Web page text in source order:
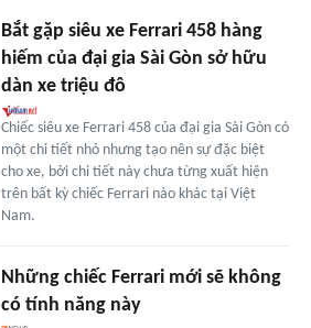
Bắt gặp siêu xe Ferrari 458 hàng
hiếm của đại gia Sài Gòn sở hữu
dàn xe triệu đô
Chiếc siêu xe Ferrari 458 của đại gia Sài Gòn có
một chi tiết nhỏ nhưng tạo nên sự đặc biệt
cho xe, bởi chi tiết này chưa từng xuất hiện
trên bất kỳ chiếc Ferrari nào khác tại Việt
Nam.
Những chiếc Ferrari mới sẽ không
có tính năng này